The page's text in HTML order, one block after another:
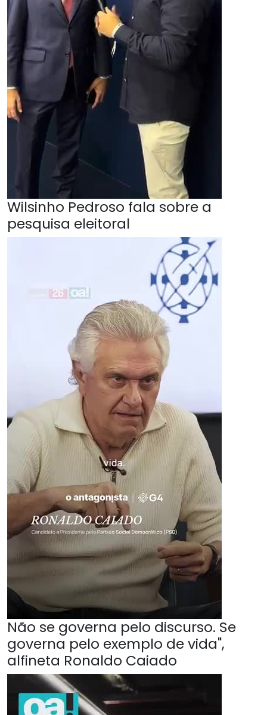
Wilsinho Pedroso fala sobre a
pesquisa eleitoral
Não se governa pelo discurso. Se
governa pelo exemplo de vida",
alfineta Ronaldo Caiado